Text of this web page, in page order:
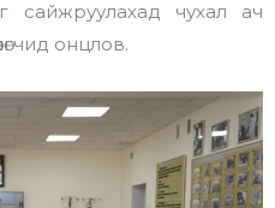
сайжруулахад чухал ач
онцлов.